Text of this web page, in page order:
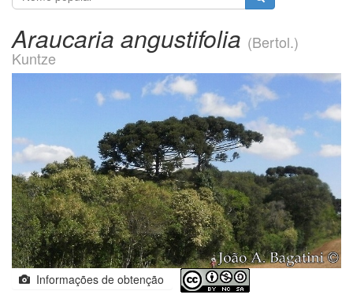
Araucaria angustifolia (Bertol.)
Kuntze
Informações de obtenção